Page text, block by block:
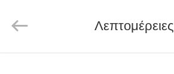
Co.,
Reserved.
Λεπτομέρειες